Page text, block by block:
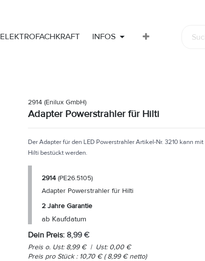
ELEKTROFACHKRAFT INFOS
2914 (Enilux GmbH)
Adapter Powerstrahler für Hilti
Der Adapter für den LED Powerstrahler Artikel-Nr. 3210 kann
Hilti bestückt werden.
2914 (PE26.5105)
Adapter Powerstrahler für Hilti
2 Jahre Garantie
ab Kaufdatum
Dein Preis: 8,99€
Preis o. Ust: 8,99€ | Ust: 0,00€
Preis pro Stück: 10,70€ (8,99€netto)